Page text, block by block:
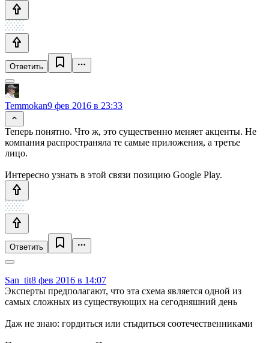
Ответить
Temmokan9 фев 2016 в 23:33
Теперь понятно. Что ж, это существенно меняет акценты. Не
компания распространяла те самые приложения, а третье
лицо.
Интересно узнать в этой связи позицию Google Play.
Ответить
San_tit8 фев 2016 в 14:07
Эксперты предполагают, что эта схема является одной из
самых сложных из существующих на сегодняшний день
Даж не знаю: гордиться или стыдиться соотечественниками